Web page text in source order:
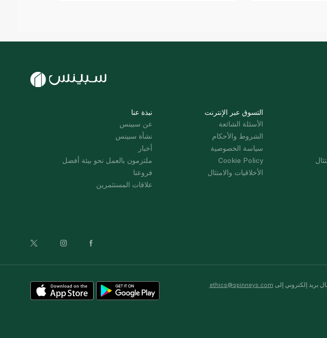
نبذة عنا
عن سبينس
نشأة سبينس
أخبار
ملتزمون بالعمل نحو بيئة أفضل
فروعنا
علاقات المستثمرين
التسوق عبر الإنترنت
الأسئلة الشائعة
الشروط والأحكام
سياسة الخصوصية
Cookie Policy
الأخلاقيات والامتثال
بريد إلكتروني إلى ethics@spinneys.com